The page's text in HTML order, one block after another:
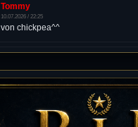
Tommy
10.07.2026 / 22:25
von chickpea^^
10.07.2026 / 22:25
Letzte Aktivität:
27. Dez 2023, 22:48
DieWildeHilde